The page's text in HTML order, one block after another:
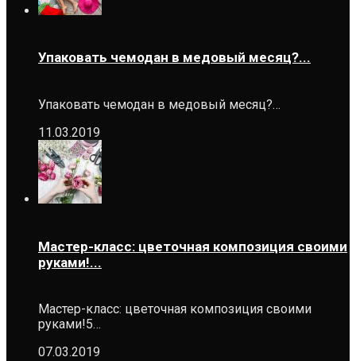
Упаковать чемодан в медовый месяц?...
Упаковать чемодан в медовый месяц?…
11.03.2019
Мастер-класс: цветочная композиция своими
руками!...
Мастер-класс: цветочная композиция своими
руками!5…
07.03.2019